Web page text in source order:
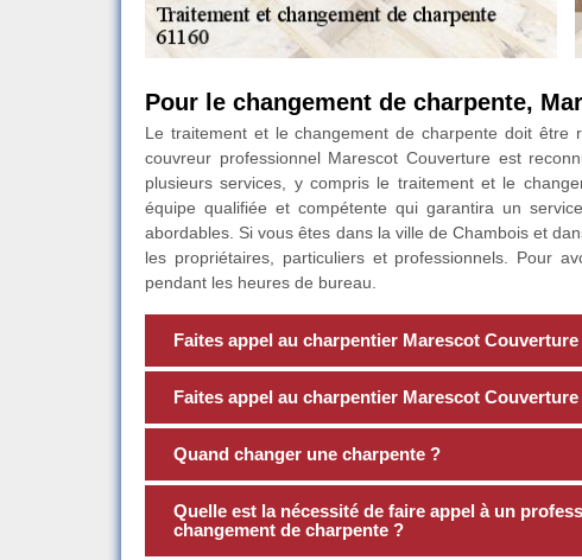
Pour le changement de charpente,
Le traitement et le changement de charpente doit être
couvreur professionnel Marescot Couverture est
plusieurs services, y compris le traitement et le
équipe qualifiée et compétente qui garantira un
abordables. Si vous êtes dans la ville de Chambois et
les propriétaires, particuliers et professionnels. Pour
pendant les heures de bureau.
Faites appel au charpentier Marescot
Faites appel au charpentier Marescot
Quand changer une charpente ?
Quelle est la nécessité de faire appel à un
changement de charpente ?